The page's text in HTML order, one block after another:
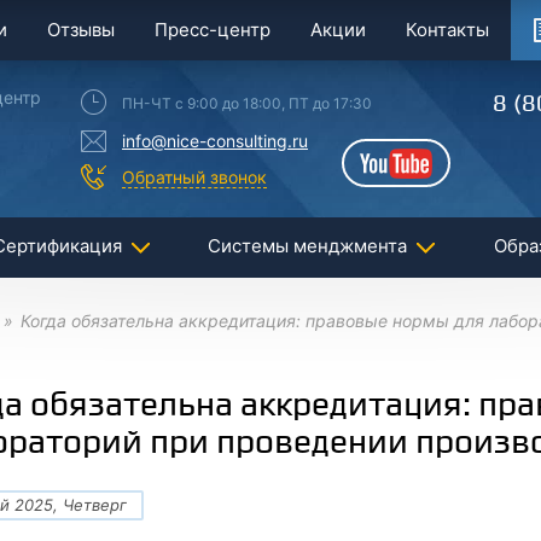
Отзывы Пресс-центр Акции Контакты
ПН-ЧТ с 9:00 до 18:00, ПТ до 17:30
info@nice-consulting.ru
Обратный звонок
YouTube
8
Системы менджмента
Когда обязательна аккредитация: правовые нормы для
обязательна аккредитация:
при проведении
2025, Четверг